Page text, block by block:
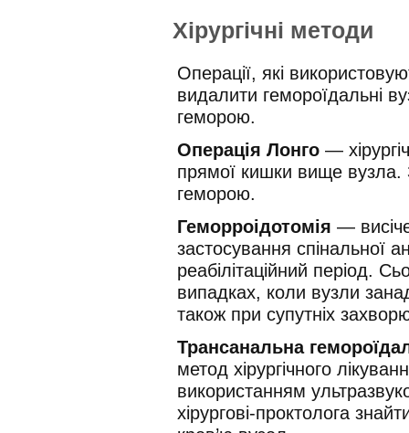
Хірургічні методи
Операції, які
видалити гемороїдальні
геморою.
Операція Лонго —
прямої кишки вище вузла.
геморою.
Геморроідотомія —
застосування спінальної
реабілітаційний період.
випадках, коли вузли
також при супутніх
Трансанальна
метод хірургічного
використанням
хірургові-проктолога